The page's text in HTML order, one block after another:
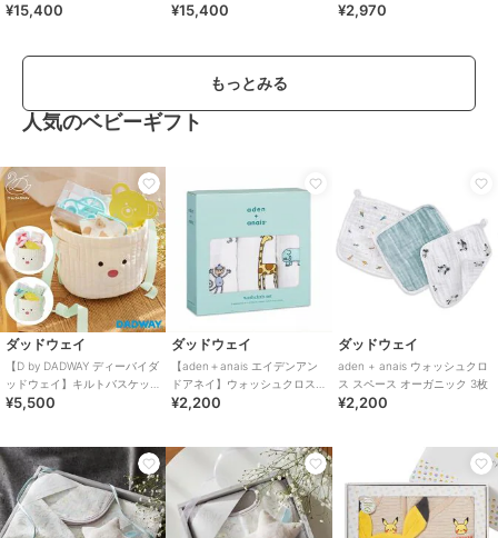
ドブラック
¥15,400 ¥15,400
ア用ポータブル扇風機/ベージ
¥2,970
もっとみる
人気のベビーギフト
ダッドウェイ
【D by DADWAY ディーバイダ
ッドウェイ】キルトバスケッ
トギフトセット リトルベア
¥5,500
ダッドウェイ
【aden＋anais エイデンアン
ドアネイ】ウォッシュクロス/3
枚
¥2,200
ダッドウェイ
aden + anais ウォッシュクロ
ス スペース オーガニック 3枚
¥2,200